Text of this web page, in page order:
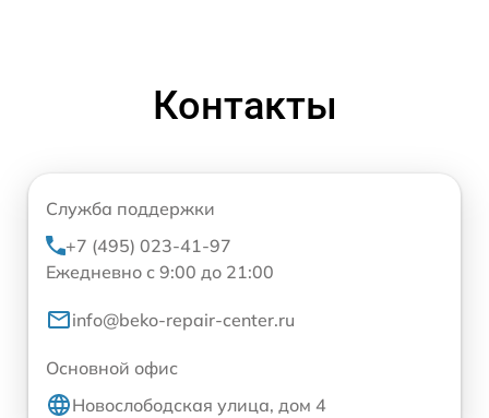
Контакты
Служба поддержки
+7 (495) 023-41-97
Ежедневно с 9:00 до 21:00
info@beko-repair-center.ru
Основной офис
Новослободская улица, дом 4